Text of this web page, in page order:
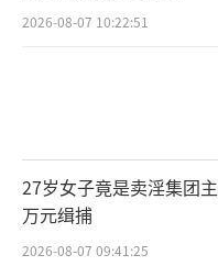
这部影片的破
电影的发展提供了
编辑：0764）
2026-08-07 10:22:51
27岁女子竟是卖淫集团
万元缉捕
2026-08-07 09:41:25